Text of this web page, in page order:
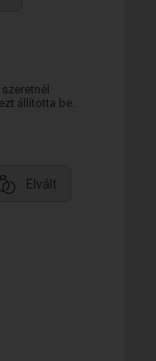
állította be.
Elvált